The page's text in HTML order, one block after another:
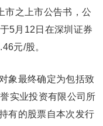
市之上市公告书，公
5月12日在深圳证券
元/股。
象最终确定为包括致
实业投资有限公司所
有的股票自本次发行